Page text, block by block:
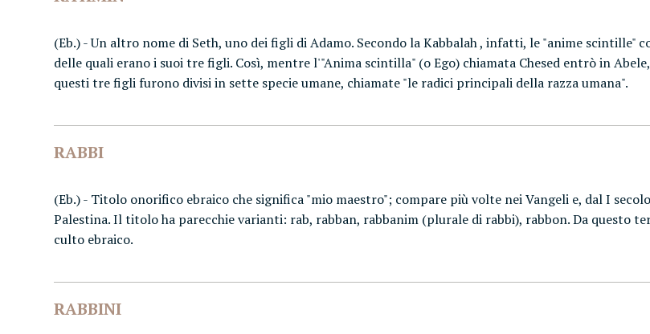
(Eb.) - Un altro nome di Seth, uno dei figli di Adamo. Secondo la Kabbalah , infatti, le "anime
delle quali erano i suoi tre figli. Così, mentre l'"Anima scintilla" (o Ego) chiamata Chesed entrò in
questi tre figli furono divisi in sette specie umane, chiamate "le radici principali della razza umana".
RABBI
(Eb.) - Titolo onorifico ebraico che significa "mio maestro"; compare più volte nei Vangeli e, dal I
Palestina. Il titolo ha parecchie varianti: rab, rabban, rabbanim (plurale di rabbi), rabbon. Da questo
culto ebraico.
RABBINI